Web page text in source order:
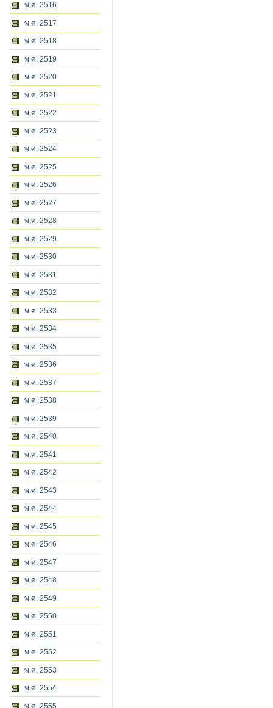
พ.ศ. 2516
พ.ศ. 2517
พ.ศ. 2518
พ.ศ. 2519
พ.ศ. 2520
พ.ศ. 2521
พ.ศ. 2522
พ.ศ. 2523
พ.ศ. 2524
พ.ศ. 2525
พ.ศ. 2526
พ.ศ. 2527
พ.ศ. 2528
พ.ศ. 2529
พ.ศ. 2530
พ.ศ. 2531
พ.ศ. 2532
พ.ศ. 2533
พ.ศ. 2534
พ.ศ. 2535
พ.ศ. 2536
พ.ศ. 2537
พ.ศ. 2538
พ.ศ. 2539
พ.ศ. 2540
พ.ศ. 2541
พ.ศ. 2542
พ.ศ. 2543
พ.ศ. 2544
พ.ศ. 2545
พ.ศ. 2546
พ.ศ. 2547
พ.ศ. 2548
พ.ศ. 2549
พ.ศ. 2550
พ.ศ. 2551
พ.ศ. 2552
พ.ศ. 2553
พ.ศ. 2554
พ.ศ. 2555